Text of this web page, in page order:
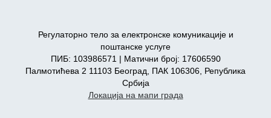
Регулаторно тело за електронске комуникације и
поштанске услуге
ПИБ: 103986571 | Матични број: 17606590
Палмотићева 2 11103 Београд, ПАК 106306, Република
Србија
Локација на мапи града